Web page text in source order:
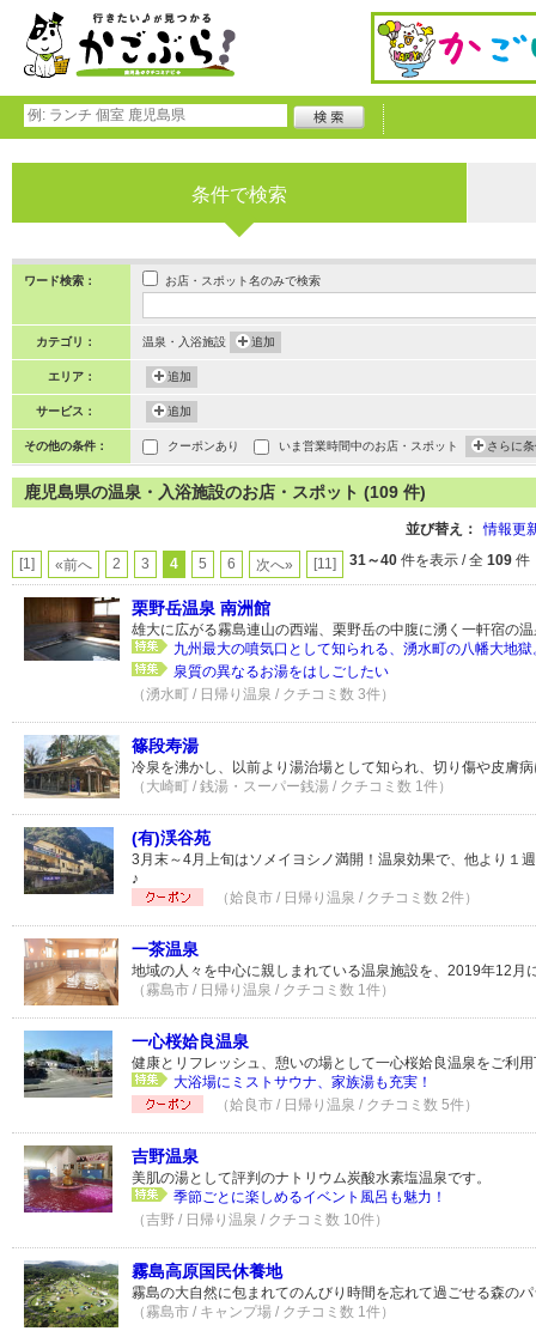
条件で検索
ワード検索： お店・スポット名のみで検索
カテゴリ： 温泉・入浴施設 追加
エリア： 追加
サービス： 追加
その他の条件： クーポンあり いま営業時間中のお店・スポット さらに
鹿児島県の温泉・入浴施設のお店・スポット (109 件)
並び替え： 情報更
[1] «前へ 2 3 4 5 6 次へ» [11] 31～40 件を表示 / 全 109 件
栗野岳温泉 南洲館
雄大に広がる霧島連山の西端、栗野岳の中腹に湧く一軒宿の
九州最大の噴気口として知られる、湧水町の八幡大地獄
泉質の異なるお湯をはしごしたい
（湧水町 / 日帰り温泉 / クチコミ数 3件）
篠段寿湯
冷泉を沸かし、以前より湯治場として知られ、切り傷や皮膚
（大崎町 / 銭湯・スーパー銭湯 / クチコミ数 1件）
(有)渓谷苑
3月末～4月上旬はソメイヨシノ満開！温泉効果で、他より１
♪
（姶良市 / 日帰り温泉 / クチコミ数 2件）
一茶温泉
地域の人々を中心に親しまれている温泉施設を、2019年12月
（霧島市 / 日帰り温泉 / クチコミ数 1件）
一心桜姶良温泉
健康とリフレッシュ、憩いの場として一心桜姶良温泉をご利
大浴場にミストサウナ、家族湯も充実！
（姶良市 / 日帰り温泉 / クチコミ数 5件）
吉野温泉
美肌の湯として評判のナトリウム炭酸水素塩温泉です。
季節ごとに楽しめるイベント風呂も魅力！
（吉野 / 日帰り温泉 / クチコミ数 10件）
霧島高原国民休養地
霧島の大自然に包まれてのんびり時間を忘れて過ごせる森の
（霧島市 / キャンプ場 / クチコミ数 1件）